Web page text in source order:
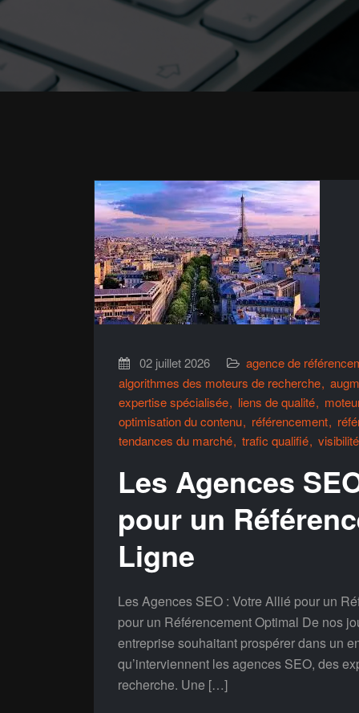
02 juillet 2026 agence de
algorithmes des moteurs de recherche
expertise spécialisée
liens de qualité
optimisation du contenu
référencement
tendances du marché trafic qualifié
Les Agences
pour un
Ligne
Les Agences SEO : Votre Allié pour un
pour un Référencement Optimal De nos
entreprise souhaitant prospérer dans un
qu’interviennent les agences SEO, des
recherche. Une […]